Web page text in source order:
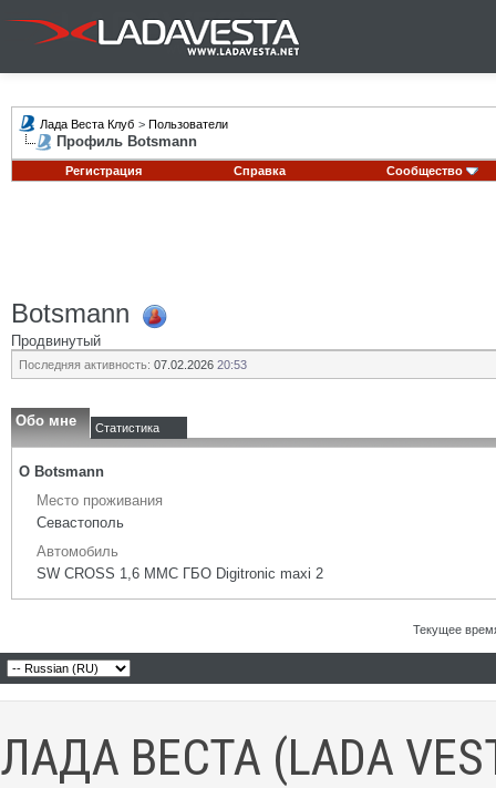
Лада Веста Клуб > Пользователи
Профиль Botsmann
Регистрация Справка Сообщество
Botsmann
Продвинутый
Последняя активность: 07.02.2026 20:53
Обо мне Статистика
О Botsmann
Место проживания
Севастополь
Автомобиль
SW CROSS 1,6 ММС ГБО Digitronic maxi 2
Текущее
ЛАДА ВЕСТА (LADA